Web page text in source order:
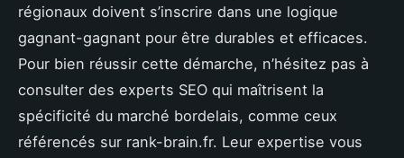
régionaux doivent s’inscrire dans une logique
gagnant-gagnant pour être durables et efficaces.
Pour bien réussir cette démarche, n’hésitez pas à
consulter des experts SEO qui maîtrisent la
spécificité du marché bordelais, comme ceux
référencés sur rank-brain.fr. Leur expertise vous